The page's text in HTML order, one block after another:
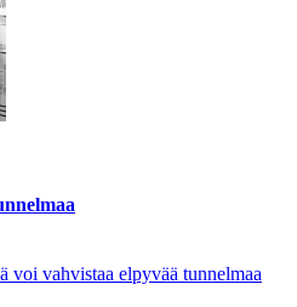
voi vahvistaa elpyvää tunnelmaa